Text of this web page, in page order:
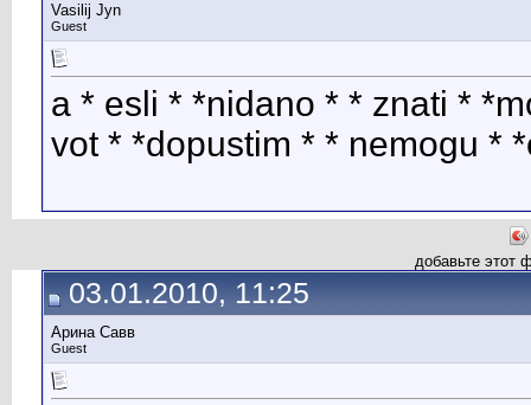
Vasilij Jyn
Guest
a * esli * *nidano * * znati *
vot * *dopustim * * nemogu *
добавьте этот
03.01.2010, 11:25
Арина Савв
Guest